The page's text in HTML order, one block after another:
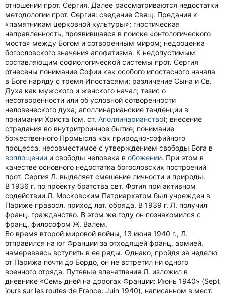
отношении прот. Сергия. Далее рассматриваются недостатки
методологии прот. Сергия: сведение Свящ. Предания к
«памятникам церковной культуры»; гностическая
направленность, проявившаяся в поиске «онтологического
моста» между Богом и сотворенным миром; недооценка
богословского значения апофатизма. К недопустимым
составляющим софиологической системы прот. Сергия
отнесены понимание Софии как особого ипостасного начала
в Боге наряду с тремя Ипостасями; различение Сына и Св.
Духа как мужского и женского начал; тезис о
несотворенности или об условной сотворенности
человеческого духа; аполлинарианские тенденции в
понимании Христа (см. ст. Аполлинарианство); внесение
страдания во внутритроичное бытие; понимание
божественного Промысла как природно-софийного
процесса, несовместимое с утверждением свободы Бога в
воплощении и свободы человека в обожении. При этом в
качестве основного недостатка богословских построений
прот. Сергия Л. выделяет смешение личности и природы.
В 1936 г. по проекту братства свт. Фотия при активном
содействии Л. Московским Патриархатом был учрежден в
Париже правосл. приход лат. обряда. В 1939 г. Л. получил
франц. гражданство. В этом же году он познакомился с
франц. философом Ж. Валем.
Во время второй мировой войны, 13 июня 1940 г., Л.
отправился на юг Франции за отходящей франц. армией,
намереваясь вступить в ее ряды. Однако, пройдя за неделю
от Парижа почти до Бордо, он не встретил ни одного
военного отряда. Путевые впечатления Л. изложил в
дневнике «Семь дней на дорогах Франции: Июнь 1940» (Sept
jours sur les routes de France: Juin 1940), написанном в мест.